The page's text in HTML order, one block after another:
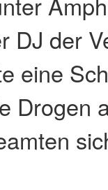
DJ der
eine
Drogen